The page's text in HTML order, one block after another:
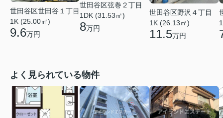
世田谷区世田谷１丁目
1K (25.00㎡)
9.6万円
世田谷区弦巻２丁目
1DK (31.53㎡)
8万円
世田谷区野沢４丁目
1K (26.13㎡)
11.5万円
よく見られている物件